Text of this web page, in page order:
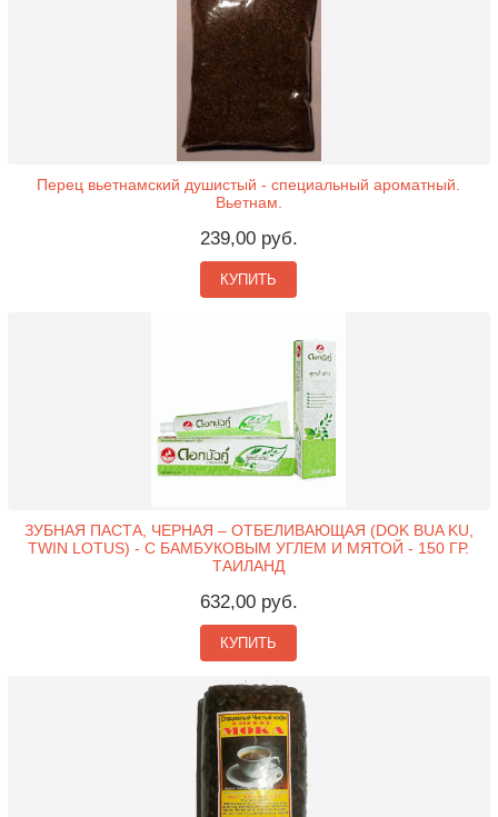
Перец вьетнамский душистый - специальный ароматный.
Вьетнам.
239,00 руб.
КУПИТЬ
ЗУБНАЯ ПАСТА, ЧЕРНАЯ – ОТБЕЛИВАЮЩАЯ (DOK BUA KU,
TWIN LOTUS) - С БАМБУКОВЫМ УГЛЕМ И МЯТОЙ - 150 ГР.
ТАИЛАНД
632,00 руб.
КУПИТЬ